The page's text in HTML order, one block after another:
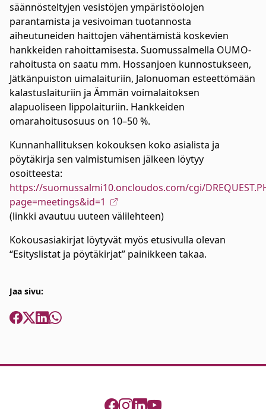
säännösteltyjen vesistöjen ympäristöolojen
parantamista ja vesivoiman tuotannosta
aiheutuneiden haittojen vähentämistä koskevien
hankkeiden rahoittamisesta. Suomussalmella OUMO-
rahoitusta on saatu mm. Hossanjoen kunnostukseen,
Jätkänpuiston uimalaituriin, Jalonuoman esteettömään
kalastuslaituriin ja Ämmän voimalaitoksen
alapuoliseen lippolaituriin. Hankkeiden
omarahoitusosuus on 10–50 %.
Kunnanhallituksen kokouksen koko asialista ja
pöytäkirja sen valmistumisen jälkeen löytyy
osoitteesta:
https://suomussalmi10.oncloudos.com/cgi/
page=meetings&id=1
(linkki avautuu uuteen välilehteen)
Kokousasiakirjat löytyvät myös etusivulla olevan
“Esityslistat ja pöytäkirjat” painikkeen takaa.
Jaa sivu: